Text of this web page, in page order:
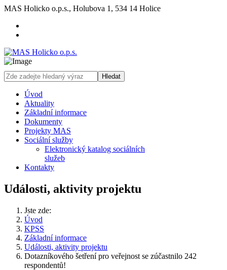
MAS Holicko o.p.s., Holubova 1, 534 14 Holice
Hledat
Úvod
Aktuality
Základní informace
Dokumenty
Projekty MAS
Sociální služby
Elektronický katalog sociálních
služeb
Kontakty
Události, aktivity projektu
Jste zde:
Úvod
KPSS
Základní informace
Události, aktivity projektu
Dotazníkového šetření pro veřejnost se zúčastnilo 242
respondentů!